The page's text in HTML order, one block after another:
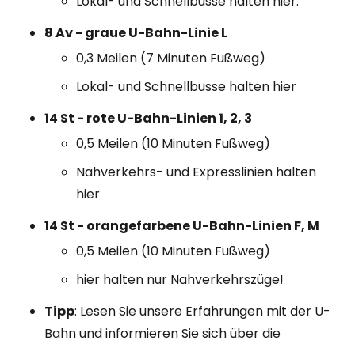
8 Av - graue U-Bahn-Linie L
0,3 Meilen (7 Minuten Fußweg)
Lokal- und Schnellbusse halten hier
14 St - rote U-Bahn-Linien 1, 2, 3
0,5 Meilen (10 Minuten Fußweg)
Nahverkehrs- und Expresslinien halten
hier
14 St - orangefarbene U-Bahn-Linien F, M
0,5 Meilen (10 Minuten Fußweg)
hier halten nur Nahverkehrszüge!
Tipp: Lesen Sie unsere Erfahrungen mit der U-
Bahn und informieren Sie sich über die